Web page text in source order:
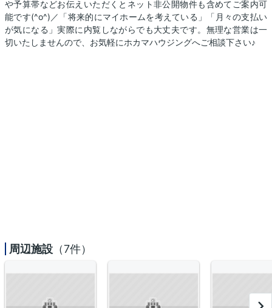
や予算帯などお伝えいただくとネット非公開物件も含めてご案内可
能です(^o^)／「将来的にマイホームを考えている」「月々の支払い
が気になる」実際に内覧しながらでも大丈夫です。無理な営業は一
切いたしませんので、お気軽にホカマハウジングへご相談下さい♪
周辺施設 （7件）